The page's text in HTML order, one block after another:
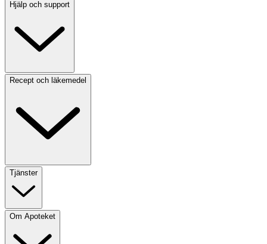
Hjälp och support
Recept och läkemedel
Tjänster
Om Apoteket